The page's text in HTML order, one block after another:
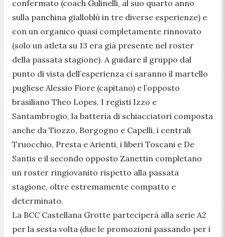
confermato (coach Gulinelli, al suo quarto anno
sulla panchina gialloblù in tre diverse esperienze) e
con un organico quasi completamente rinnovato
(solo un atleta su 13 era già presente nel roster
della passata stagione). A guidare il gruppo dal
punto di vista dell’esperienza ci saranno il martello
pugliese Alessio Fiore (capitano) e l’opposto
brasiliano Theo Lopes. I registi Izzo e
Santambrogio, la batteria di schiacciatori composta
anche da Tiozzo, Borgogno e Capelli, i centrali
Truocchio, Presta e Arienti, i liberi Toscani e De
Santis e il secondo opposto Zanettin completano
un roster ringiovanito rispetto alla passata
stagione, oltre estremamente compatto e
determinato.
La BCC Castellana Grotte parteciperà alla serie A2
per la sesta volta (due le promozioni passando per i